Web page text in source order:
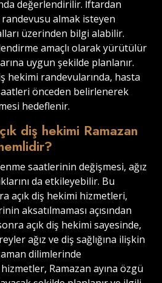
değerlendirilir. İftardan
almak isteyen
üzerinden bilgi alabilir.
amaçlı olarak yürütülür
uygun şekilde planlanır.
hekimi randevularında, hasta
önceden belirlenerek
hedeflenir.
diş hekimi Ramazan
saatlerinin değişmesi, ağız
da etkileyebilir. Bu
açık diş hekimi hizmetleri,
aksatılmaması açısından
açık diş hekimi sayesinde,
ağız ve diş sağlığına ilişkin
dilimlerinde
Ramazan ayına özgü